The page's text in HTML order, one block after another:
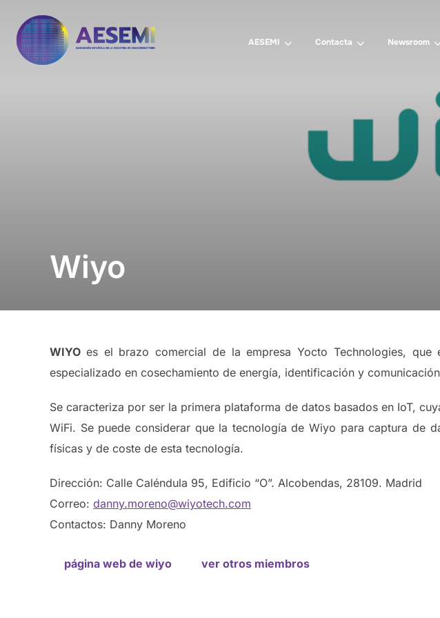
AESEMI Contacta Newsroom
Wiyo
WIYO es el brazo comercial de la empresa Yocto Technologies,
especializado en cosechamiento de energía, identificación y
Se caracteriza por ser la primera plataforma de datos basados en IoT,
WiFi. Se puede considerar que la tecnología de Wiyo para captura de
físicas y de coste de esta tecnología.
Dirección: Calle Caléndula 95, Edificio “O”. Alcobendas, 28109. Madrid
Correo: danny.moreno@wiyotech.com
Contactos: Danny Moreno
página web de wiyo ver otros miembros